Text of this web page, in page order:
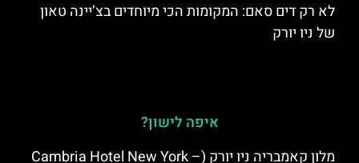
לא רק דים סאם: המקומות הכי מיוחדים בצ’יינה טאון
של ניו יורק
איפה לישון?
מלון קאמבריה ניו יורק (Cambria Hotel New York –